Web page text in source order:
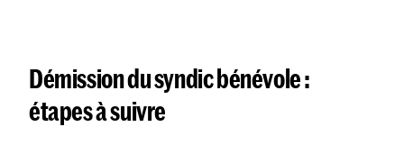
Démission du syndic bénévole :
étapes à suivre